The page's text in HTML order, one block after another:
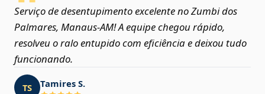
Serviço de desentupimento excelente no Zumbi dos
Palmares, Manaus‑AM! A equipe chegou rápido,
resolveu o ralo entupido com eficiência e deixou tudo
funcionando.
TS Tamires S.